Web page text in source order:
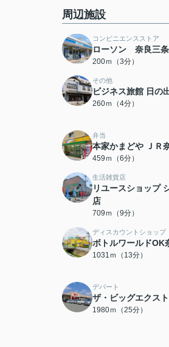
周辺施設
コンビニエンスストア
ローソン 奈良三
200ｍ（3分）
その他
ビジネス旅館 日の
260ｍ（4分）
弁当
本家かまどや ＪＲ
459ｍ（6分）
生活雑貨店
リユースショップ
店
709ｍ（9分）
ディスカウントショップ
ボトルワールドOK
1031ｍ（13分）
デパート
ザ・ビッグエクス
1980ｍ（25分）